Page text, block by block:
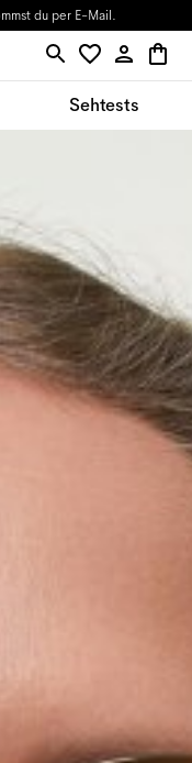
du per E-Mail.
Sehtests